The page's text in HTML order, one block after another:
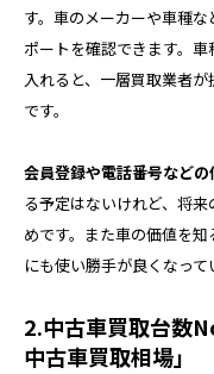
す。車のメーカーや車種
ポートを確認できます。
入れると、一層買取業者
です。
会員登録や電話番号など
る予定はないけれど、将
めです。また車の価値を
にも使い勝手が良くなって
2.中古車買取台数
中古車買取相場」